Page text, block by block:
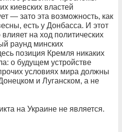
киевских властей
— зато эта возможность, как
есть у Донбасса. И этот
на ход политических
раунд минских
позиция Кремля никаких
о будущем устройстве
условиях мира должны
и Луганском, а не
на Украине не является.